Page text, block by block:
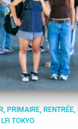
PRIMAIRE RENTRÉE
TOKYO